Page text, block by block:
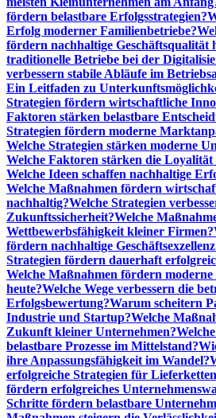
fördern belastbare Erfolgsstrategien?
Erfolg moderner Familienbetriebe?
fördern nachhaltige Geschäftsqualität
traditionelle Betriebe bei der
verbessern stabile Abläufe im
Ein Leitfaden zu
Strategien fördern wirtschaftliche
Faktoren stärken belastbare
Strategien fördern moderne
Welche Strategien stärken moderne
Welche Faktoren stärken die Loyalität
Welche Ideen schaffen nachhaltige
Welche Maßnahmen fördern
nachhaltig?Welche Strategien
Zukunftssicherheit?Welche
Wettbewerbsfähigkeit kleiner Firmen?
fördern nachhaltige
Strategien fördern dauerhaft
Welche Maßnahmen fördern moderne
heute?Welche Wege verbessern die
Erfolgsbewertung?Warum scheitern
Industrie und Startup?Welche
Zukunft kleiner Unternehmen?
belastbare Prozesse im Mittelstand?
ihre Anpassungsfähigkeit im Wandel?
erfolgreiche Strategien für
fördern erfolgreiches
Schritte fördern belastbare